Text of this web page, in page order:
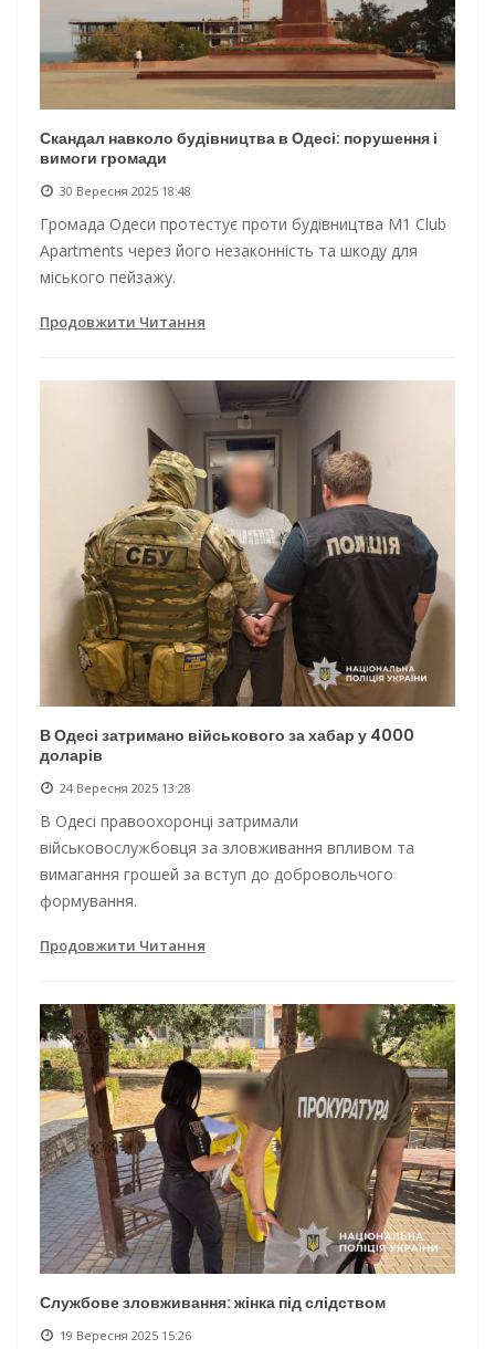
Скандал навколо будівництва в Одесі: порушення і
вимоги громади
30 Вересня 2025 18:48
Громада Одеси протестує проти будівництва M1 Club
Apartments через його незаконність та шкоду для
міського пейзажу.
Продовжити Читання
В Одесі затримано військового за хабар у 4000
доларів
24 Вересня 2025 13:28
В Одесі правоохоронці затримали
військовослужбовця за зловживання впливом та
вимагання грошей за вступ до добровольчого
формування.
Продовжити Читання
Службове зловживання: жінка під слідством
19 Вересня 2025 15:26